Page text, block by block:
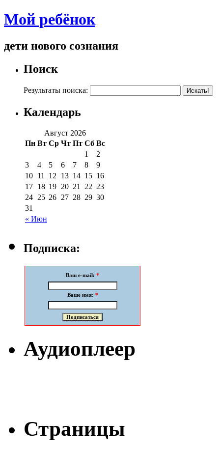
Мой ребёнок
дети нового сознания
Поиск
Результаты поиска:
Календарь
Август 2026
Пн Вт Ср Чт Пт Сб Вс
« Июн
1
2
3
4 5 6 7 8
9
10 11 12 13 14 15 16
17 18 19 20 21 22 23
24 25 26 27 28 29 30
31
Подписка:
Ваш e-mail: *
Ваше имя: *
Аудиоплеер
Страницы